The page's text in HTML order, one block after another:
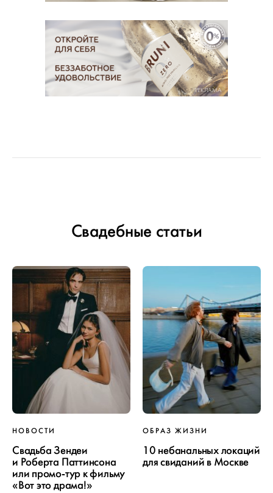
РЕКЛАМА
Свадебные статьи
НОВОСТИ
Свадьба Зендеи
и Роберта Паттинсона
или промо-тур к фильму
«Вот это драма!»
ОБРАЗ ЖИЗНИ
10 небанальных локаций
для свиданий в Москве